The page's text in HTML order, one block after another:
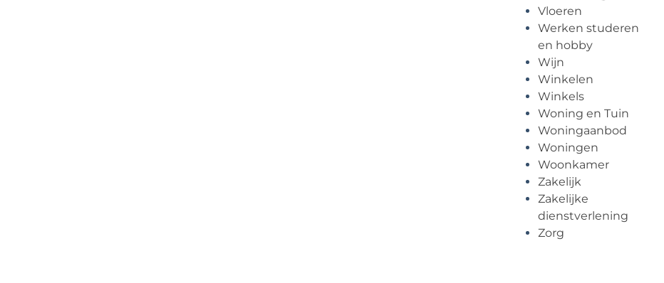
Vloeren
Werken studeren
en hobby
Wijn
Winkelen
Winkels
Woning en Tuin
Woningaanbod
Woningen
Woonkamer
Zakelijk
Zakelijke
dienstverlening
Zorg